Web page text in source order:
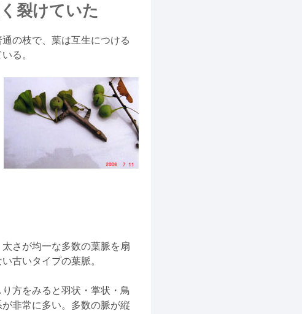
裂けていた
の枝で、葉は互生につける
る。
さが均一な多数の葉脈を扇
古いタイプの葉脈。
方をみると羽状・掌状・鳥
非常に多い。多数の脈が縦